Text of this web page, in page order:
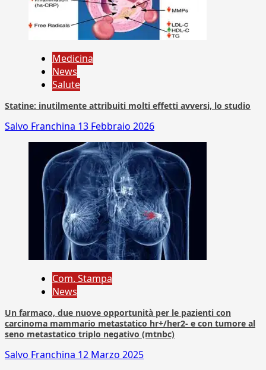
Medicina
News
Salute
Statine: inutilmente attribuiti molti effetti avversi, lo studio
Salvo Franchina 13 Febbraio 2026
Com. Stampa
News
Un farmaco, due nuove opportunità per le pazienti con
carcinoma mammario metastatico hr+/her2- e con tumore al
seno metastatico triplo negativo (mtnbc)
Salvo Franchina 12 Marzo 2025